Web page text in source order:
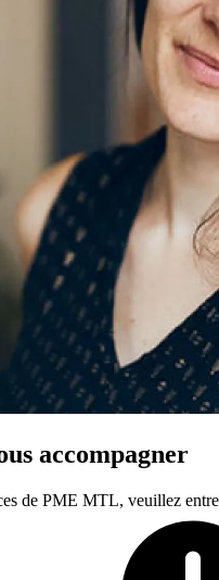
accompagner
de PME MTL, veuillez